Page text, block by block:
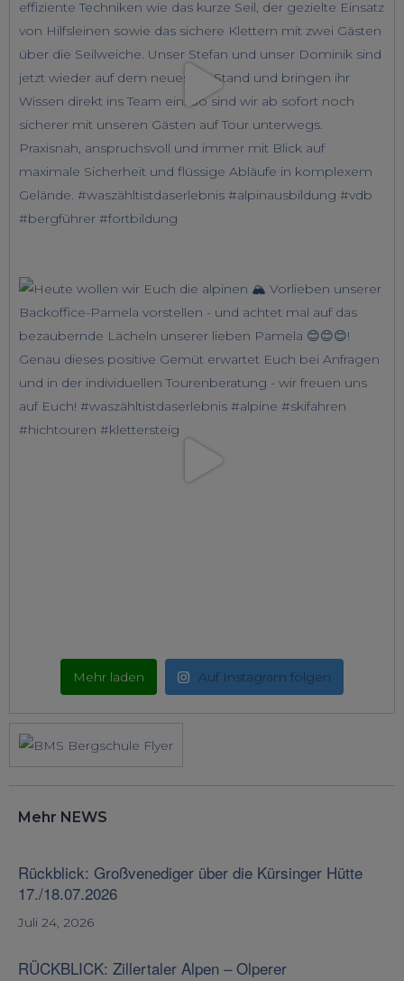
Mehr laden Auf Instagram folgen
Mehr NEWS
Rückblick: Großvenediger über die Kürsinger Hütte
17./18.07.2026
Juli 24, 2026
RÜCKBLICK: Zillertaler Alpen – Olperer